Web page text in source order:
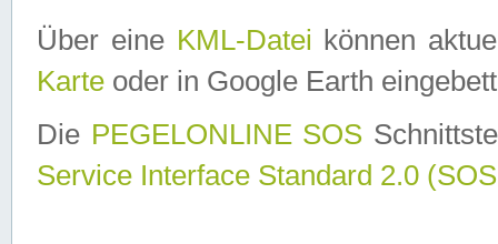
Über eine KML-Datei können
Karte oder in Google Earth
Die PEGELONLINE SOS
Service Interface Standard 2.0